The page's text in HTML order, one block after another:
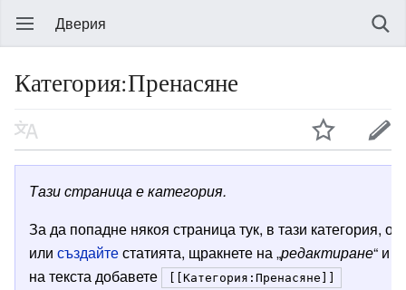
Дверия
Категория:Пренасяне
Тази страница е категория.
За да попадне някоя страница тук, в тази категория,
илисъздайтестатията, щракнете на „редактиране“ и
на текста добавете
[[Категория:Пренасяне]]